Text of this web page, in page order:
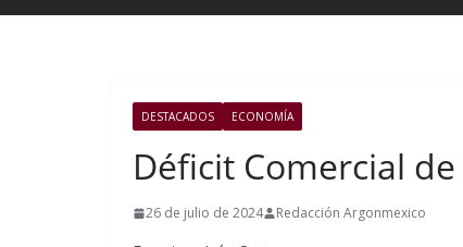
DESTACADOS ECONOMÍA
Déficit Comercial
26 de julio de 2024 Redacción Argonmexico